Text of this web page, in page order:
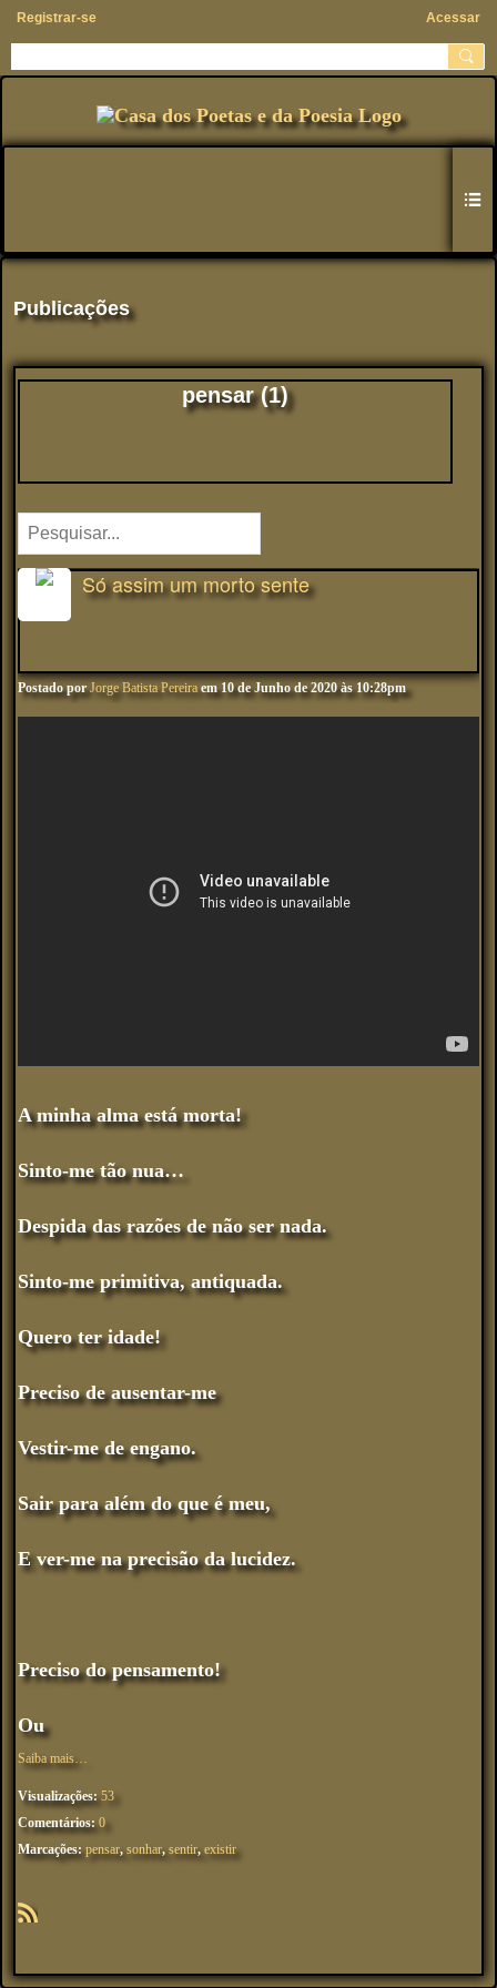
Registrar-se Acessar
Publicações
pensar (1)
Só assim um morto sente
Postado porJorge Batista Pereira em 10 de Junho de 2020 às 10:28pm
A minha alma está morta!
Sinto-me tão nua…
Despida das razões de não ser nada.
Sinto-me primitiva, antiquada.
Quero ter idade!
Preciso de ausentar-me
Vestir-me de engano.
Sair para além do que é meu,
E ver-me na precisão da lucidez.
Preciso do pensamento!
Ou
Saiba mais…
Visualizações:53
Comentários:0
Marcações:pensar, sonhar, sentir, existir